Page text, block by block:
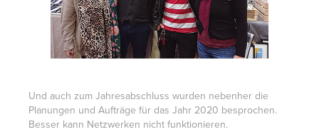
Und auch zum Jahresabschluss wurden nebenher die
Planungen und Aufträge für das Jahr 2020 besprochen.
Besser kann Netzwerken nicht funktionieren.